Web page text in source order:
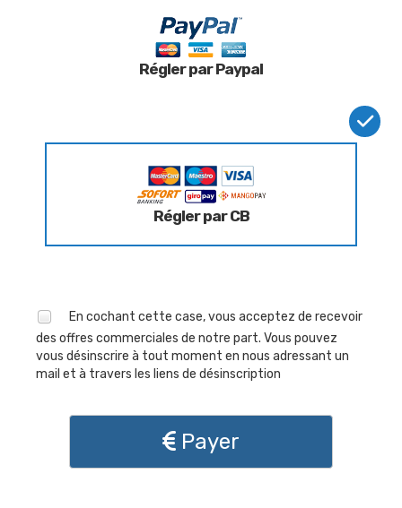
Régler par Paypal
Régler par CB
En cochant cette case, vous acceptez de recevoir
des offres commerciales de notre part. Vous pouvez
vous désinscrire à tout moment en nous adressant un
mail et à travers les liens de désinscription
Payer